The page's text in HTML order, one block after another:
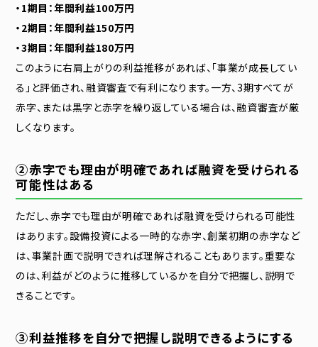
・1期目：年間利益100万円
・2期目：年間利益150万円
・3期目：年間利益180万円
このように右肩上がりの利益推移があれば、「事業が成長してい
る」と評価され、融資審査で有利になります。一方、3期すべてが
赤字、または黒字と赤字を繰り返している場合は、融資審査が厳
しくなります。
②赤字でも理由が明確であれば融資を受けられる
可能性はある
ただし、赤字でも理由が明確であれば融資を受けられる可能性
はあります。設備投資による一時的な赤字、創業初期の赤字など
は、事業計画で説明できれば理解されることもあります。重要な
のは、利益がどのように推移しているかを自分で把握し、説明で
きることです。
③利益推移を自分で把握し説明できるようにする